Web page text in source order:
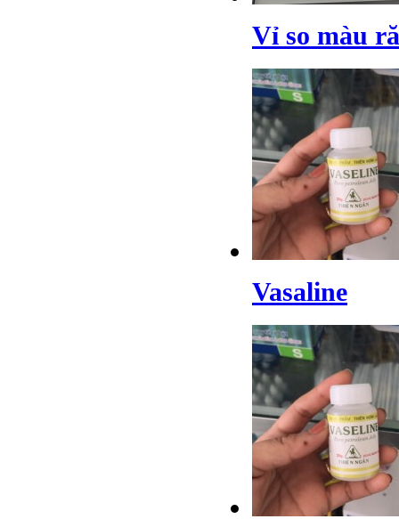
Vỉ so màu
Vasaline